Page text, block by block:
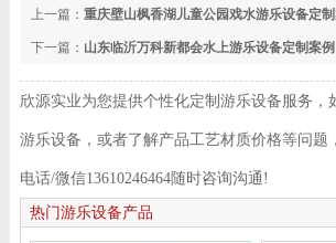
上一篇： 重庆壁山枫香湖儿童公园戏水游乐设备定制
下一篇： 山东临沂万科新都会水上游乐设备定制案例
欣源实业为您提供个性化定制游乐设备服务，
游乐设备，或者了解产品工艺材质价格等问题
电话/微信13610246464随时咨询沟通!
热门游乐设备产品